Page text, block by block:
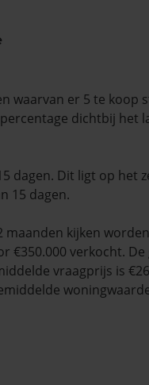
waarvan er 5 te koop
dichtbij het
dagen. Dit ligt op het
15 dagen.
maanden kijken worden
€350.000 verkocht.
vraagprijs is